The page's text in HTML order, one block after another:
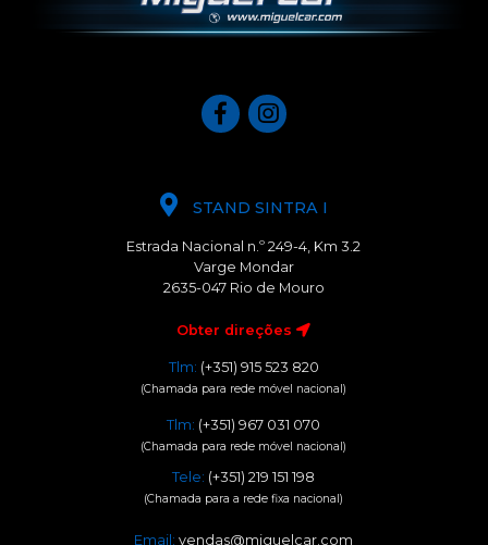
STAND SINTRA I
Estrada Nacional n.º 249-4, Km 3.2
Varge Mondar
2635-047 Rio de Mouro
Obter direções
Tlm: (+351) 915 523 820
(Chamada para rede móvel nacional)
Tlm: (+351) 967 031 070
(Chamada para rede móvel nacional)
Tele: (+351) 219 151 198
(Chamada para a rede fixa nacional)
Email: vendas@miguelcar.com